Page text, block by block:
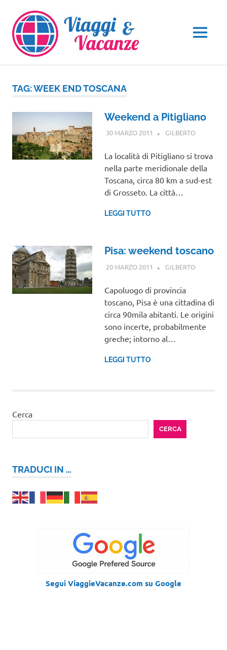
contenuto
MENU
TAG:WEEK END TOSCANA
Weekend a Pitigliano
30 MARZO 2011 GILBERTOTOSCANA
La località di Pitigliano si trova
nella parte meridionale della
Toscana, circa 80 km a sud-est
di Grosseto. La città…
LEGGI TUTTO
Pisa: weekend toscano
20 MARZO 2011 GILBERTOTOSCANA
Capoluogo di provincia
toscano, Pisa è una cittadina di
circa 90mila abitanti. Le origini
sono incerte, probabilmente
greche; intorno al…
LEGGI TUTTO
Cerca
CERCA
TRADUCI IN …
Segui ViaggieVacanze.com su Google